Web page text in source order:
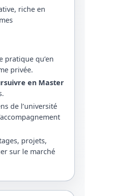
riche en
pratique qu’en
privée.
en Master
de l’université
projets,
sur le marché